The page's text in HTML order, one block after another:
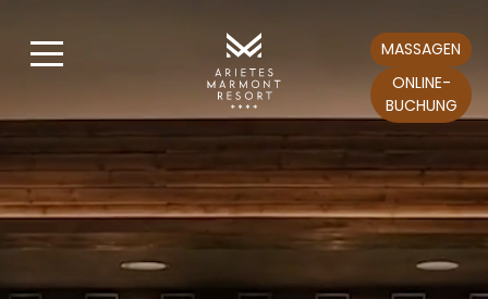
MASSAGEN
ONLINE-
BUCHUNG